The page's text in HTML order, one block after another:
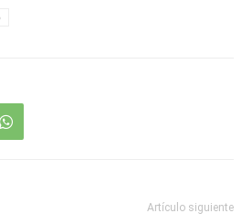
Artículo siguiente